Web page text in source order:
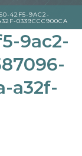
42F5-9AC2-
0339CCC900CA
9ac2-
a32f-